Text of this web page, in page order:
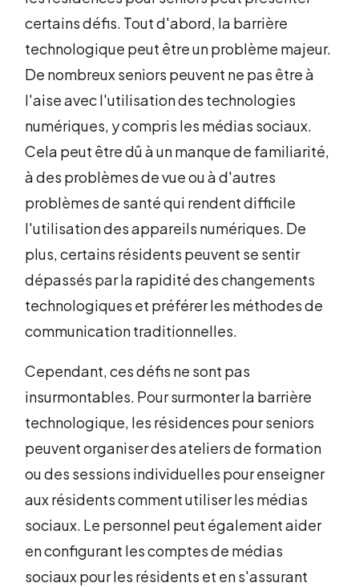
certains défis. Tout d'abord, la barrière
technologique peut être un problème majeur.
De nombreux seniors peuvent ne pas être à
l'aise avec l'utilisation des technologies
numériques, y compris les médias sociaux.
Cela peut être dû à un manque de familiarité,
à des problèmes de vue ou à d'autres
problèmes de santé qui rendent difficile
l'utilisation des appareils numériques. De
plus, certains résidents peuvent se sentir
dépassés par la rapidité des changements
technologiques et préférer les méthodes de
communication traditionnelles.
Cependant, ces défis ne sont pas
insurmontables. Pour surmonter la barrière
technologique, les résidences pour seniors
peuvent organiser des ateliers de formation
ou des sessions individuelles pour enseigner
aux résidents comment utiliser les médias
sociaux. Le personnel peut également aider
en configurant les comptes de médias
sociaux pour les résidents et en s'assurant